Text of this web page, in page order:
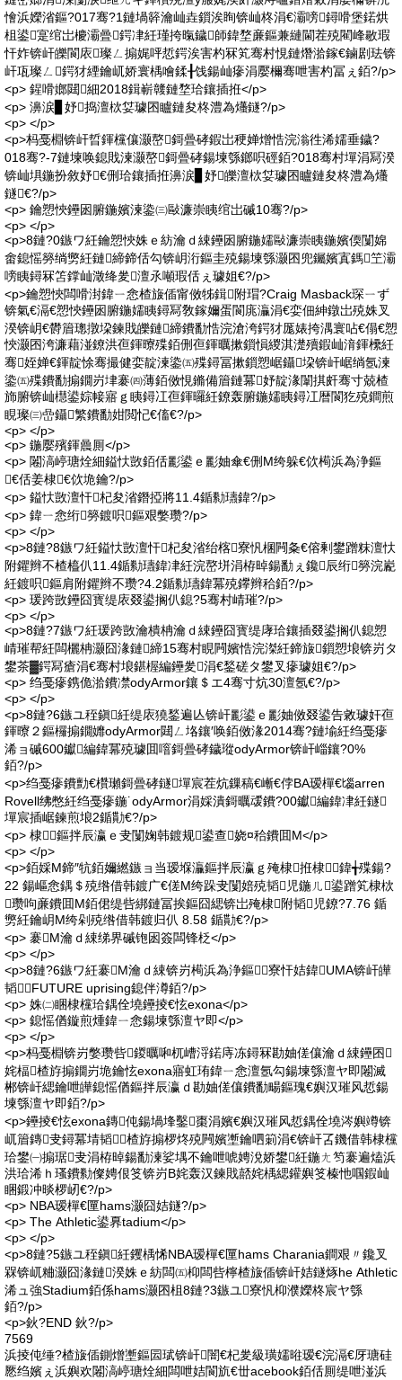
懀浜嬫渻鏂?017骞?1鏈堝簳瀹屾垚鎻涘眴锛屾柊涓€灞嗙鐞嗗堡鍩烘
柤鍙寔绾岀櫦灞曡鍔冿紝瑾挎暣鐬師鍏堥亷鏂兼縺閫茬殑閵峰敭瑕
忓妰锛屽皪閬庡璨ㄥ搧娓呯悊鍔涘害杓冧笂骞村悓鏈熸湁鎵€鏀剧珐锛
屽瓨璨ㄥ鍔犲緸鑰屼娇寰楀噲鍒╂饯鍚屾瘮涓嬮檷骞呭害杓冨ぇ銆?/p>
<p> 鍟嗗嫏閮細2018鍓嶄竷鏈堥珨鑲插拰</p>
<p> 濞涙▊妤捣澶栨姇璩囨矑鏈夋柊澧為爡鐩?/p>
<p> </p>
<p>杩戞棩锛屽晢鍕欓儴灏嶅鎶曡硣鍜岀稉婵熷悎浣滃徃浠嬬垂鐬?
018骞?-7鏈堜唤鎴戝湅灏嶅鎶曡硣鍚堜綔鎯呮硜銆?018骞村墠涓冩湀
锛屾埧鍦扮敘妤€侀珨鑲插拰濞涙▊妤皪澶栨姇璩囨矑鏈夋柊澧為爡
鐩€?/p>
<p> 鑰愬悏鑸囦腑鍦嬪湅鍌㈢敺濂崇眱绾岀磩10骞?/p>
<p> </p>
<p>8鏈?0鏃ワ紝鑰愬悏姝ｅ紡瀹ｄ綀鑸囦腑鍦嬬敺濂崇眱鍦嬪偄闅婂
畬鎴愮簩绱勶紝鏈締鍗佸勾锛岄洐鏂圭殑鍚堜綔灏囨兜钃嬪寘鎷笁灞
嗙眱鐞冧笘鐣屾澂绛夎澶氶噸瑕佸ぇ璩姐€?/p>
<p>鑰愬悏闆嗗湗鍏ㄧ悆楂旇偛甯傚牬鍓附瑁?Craig Masback琛ㄧず
锛氣€滆€愬悏鑸囦腑鍦嬬眱鐞冩敎鎵嬭蛋閬庣灜涓€娈佃紳鐓岀殑姝叉
湀锛岄€欎篃璁撴垜鍊戝皪鏈締鐨勫悎浣滄洿鍔犲厖婊挎湡寰呫€傝€愬
悏灏囨洿濂藉湴鐐洪亱鍕曢殜銆侀亱鍕曞摗鎻愪緵淇濋殰鍜屾湇鍕欙紝
骞姪婵€鍕靛悇骞撮健娈靛湅鍌㈤殜鐞冨摗鎻愬崌鑷垜锛屽崌绱氬湅
鍌㈤殜鐨勫搧鐗岃垏褰㈣薄銆傚悓鏅備篃鏈冪妤靛湪闈掑皯骞寸兢楂
斾腑锛屾櫘鍙婃帹寤ｇ眱鐞冮亱鍕曪紝鐐轰腑鍦嬬眱鐞冮暦閬犵殑鐧煎
睍璨㈢嵒鑷繁鐨勫姏閲忋€傗€?/p>
<p> </p>
<p> 鍦嬮殯鍕曟厠</p>
<p> 闂滈嵉瑭烇細鎰忕敳銆佸彲鍙ｅ彲妯傘€侀Μ绔躲€佽槆浜為浄鏂
€佸姜棣€佽垝鑰?/p>
<p> 鎰忕敳澶忓杞夋渻鐕掗將11.4鍎勬瓙鍏?/p>
<p> 鍏ㄧ悆绗簩鍍呮鏂艰嫳瓒?/p>
<p> </p>
<p>8鏈?8鏃ワ紝鎰忕敳澶忓杞夋渻绐楁寮忛棞闁夈€傛剰鐢蹭粖澶忕
附鑺辫不楂橀仈11.4鍎勬瓙鍏冿紝浣嶅垪涓栫晫鍚勫ぇ鑱辰绗簩浣嶏
紝鍍呮鏂肩附鑺辫不瓒?4.2鍎勬瓙鍏冪殑鑻辫秴銆?/p>
<p> 瑗跨敳鑸囧寳缇庡叕鍙搁仈鎴?5骞村崝璀?/p>
<p> </p>
<p>8鏈?7鏃ワ紝瑗跨敳瀹樻柟瀹ｄ綀鑸囧寳缇庨珨鑲插叕鍙搁仈鎴愬
崝璀帮紝闆欐柟灏囧湪鏈締15骞村睍闁嬪悎浣滐紝鍗旇鎻愬埌锛岃タ
鐢茶▓鍔冩瘡涓€骞村埌鍖楃編鑸夎涓€鍫磋タ鐢叉瘮璩姐€?/p>
<p> 绉戞瘮鎸佹湁鐨凚odyArmor鑲＄エ4骞寸炕30澶氬€?/p>
<p> </p>
<p>8鏈?6鏃ユ秷鎭紝缇庡獟鍫遍亾锛屽彲鍙ｅ彲妯傚叕鍙告敹璩奸亱
鍕曢２鏂欏搧鐗孊odyArmor閮ㄥ垎鑲′唤銆傚湪2014骞?鏈堬紝绉戞瘮
浠ョ磩600钀編鍏冪殑璩囬噾鎶曡硣鐬瑽odyArmor锛屽崰鑲?0%
銆?/p>
<p>绉戞瘮鐨勯€欑瓎鎶曡硣鐩墠宸茬炕鏁稿€嶃€侼BA瑷樿€匘arren
Rovell绋憋紝绉戞瘮鍦˙odyArmor涓婇潰鎶曞叆鐨?00钀編鍏冿紝鐩
墠宸插崌鍊煎埌2鍎勩€?/p>
<p> 棣鏂拌辰瀛ｅ叏闅婅韩鍍规鍙查娆¤秴鐨囬Μ</p>
<p> </p>
<p>銆婇Μ鍗″牨銆嬭繎鏃ョ当瑷堢灜鏂拌辰瀛ｇ殗棣拰棣鍏╅殜鍚?
22 鍚嶇悆鍝＄殑绺借韩鍍广€傞Μ绔跺叏闅婄殑韬児鍦ㄦ鍙蹭笂棣栨
瓒呴亷鐨囬Μ銆侰缇呰綁鏈冨挨鏂囧緦锛岀殗棣附韬児鐐?7.76 鍎
勶紝鑰岄Μ绔剁殑绺借韩鍍归仈 8.58 鍎勩€?/p>
<p> 褰Μ瀹ｄ綀绨界磩铇囦簽闆锋柉</p>
<p> </p>
<p>8鏈?6鏃ワ紝褰Μ瀹ｄ綀锛岃槆浜為浄鏂寮忓姞鍏UMA锛屽皣
韬┛FUTURE uprising鎴伴澊銆?/p>
<p> 姝㈡睏棣欓珨鍝佺墝鑸掕€怰exona</p>
<p> 鎴愮偤鏇煎煄鍏ㄧ悆鍚堜綔澶ヤ即</p>
<p> </p>
<p>杩戞棩锛岃嫳瓒呰鍐曞啝杌嶆浖鍩庤冻鐞冧勘妯傞儴瀹ｄ綀鑸囨
姹楅楂斿搧鐗岃垝鑰怰exona寤虹珛鍏ㄧ悆澶氬勾鍚堜綔澶ヤ即闂滅
郴锛屽緦鑰呭皣鎴愮偤鏂拌辰瀛ｄ勘妯傞儴鐨勫畼鏂瑰€嬩汉璀风悊鍚
堜綔澶ヤ即銆?/p>
<p>鑸掕€怰exona鏄伅鍚堝埄鑿棗涓嬪€嬩汉璀风悊鍝佺墝涔嬩竴锛
屼篃鏄叏鐞冪埥韬楂斿搧椤炵殑闁嬪壍鑰呬箣涓€锛屽叾鐖借韩棣欓
珨鐢㈠搧琚叏涓栫晫鍚勫湅娑堣不鑰呭唬娉涗娇鐢紝鍦ㄤ笉褰遍熆浜
洪珨浠ｈ瑵鐨勬儏娉佷笅锛岃В姹轰汉鍊戝嚭姹楀緦鑵嬩笅榛忚啯鍜屾
睏鍛冲晱椤屻€?/p>
<p> NBA瑷樿€匰hams灏囧姞鐩?/p>
<p> The Athletic鍙奡tadium</p>
<p> </p>
<p>8鏈?5鏃ユ秷鎭紝钁楀悕NBA瑷樿€匰hams Charania鐧艰〃鑱叉
槑锛屼粬灏囧湪鏈湀姝ｅ紡闆㈤枊闆呰檸楂旇偛锛屽姞鐩烼he Athletic
浠ュ強Stadium銆係hams灏囨柤8鏈?3鏃ユ寮忛枊濮嬫柊宸ヤ綔
銆?/p>
<p>鈥?END 鈥?/p>
7569
浜掕伅缍?楂旇偛鍘熷壍鏂囩珷锛屽闇€杞夎級璜嬬暀瑷€浣滆€厊瑭硅
憠绉嬪ぇ浜嬩欢闂滈嵉瑭烇細闆呭姞閬斻€丗acebook銆佸厠缇呭湴浜